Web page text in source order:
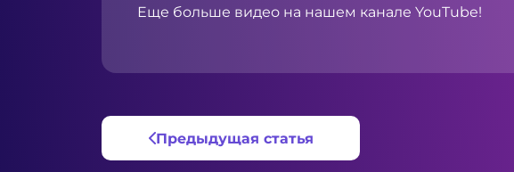
Еще больше видео на нашем канале YouTube!
Предыдущая статья